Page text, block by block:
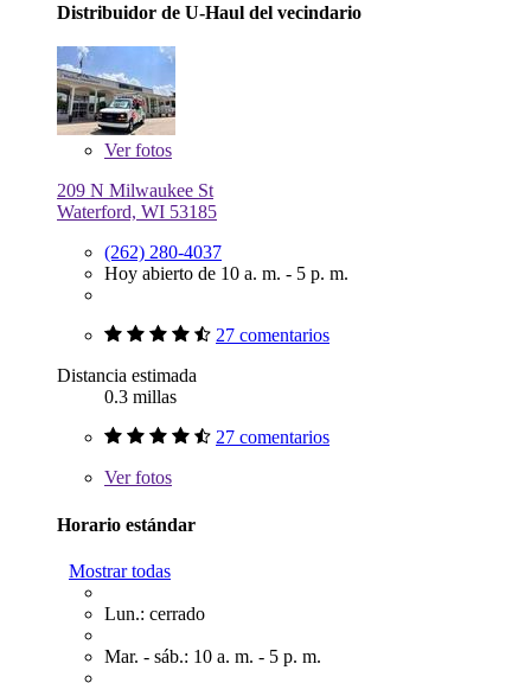
Distribuidor de U-Haul del vecindario
Verfotos
209 N Milwaukee St
Waterford, WI 53185
(262) 280-4037
Hoy abierto de 10 a. m. - 5 p. m.
27 comentarios
Distancia estimada
0.3 millas
27 comentarios
Verfotos
Horario estándar
Mostrar todas
Lun.: cerrado
Mar. - sáb.: 10 a. m. - 5 p. m.